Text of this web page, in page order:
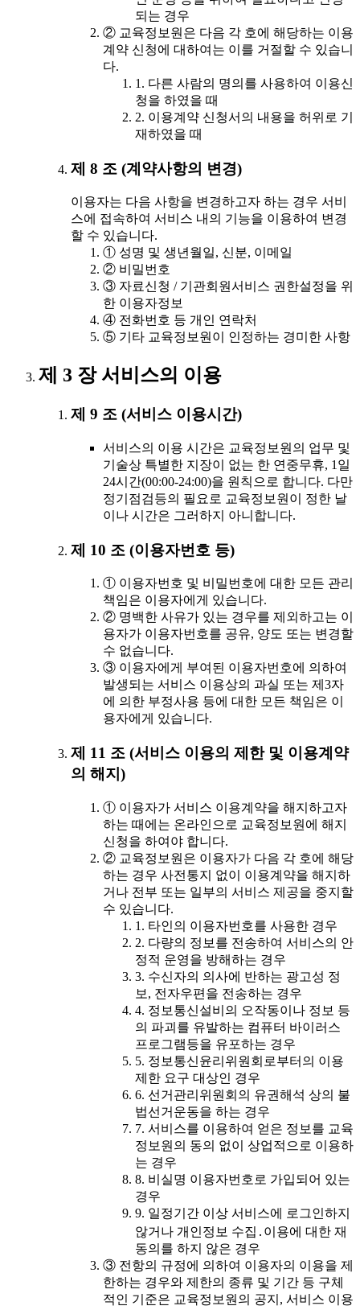
되는 경우
② 교육정보원은 다음 각 호에 해당하는 이용
계약 신청에 대하여는 이를 거절할 수 있습니
다.
1. 다른 사람의 명의를 사용하여 이용신
청을 하였을 때
2. 이용계약 신청서의 내용을 허위로 기
재하였을 때
제 8 조 (계약사항의 변경)
이용자는 다음 사항을 변경하고자 하는 경우 서비
스에 접속하여 서비스 내의 기능을 이용하여 변경
할 수 있습니다.
① 성명 및 생년월일, 신분, 이메일
② 비밀번호
③ 자료신청 / 기관회원서비스 권한설정을 위
한 이용자정보
④ 전화번호 등 개인 연락처
⑤ 기타 교육정보원이 인정하는 경미한 사항
제 3 장 서비스의 이용
제 9 조 (서비스 이용시간)
서비스의 이용 시간은 교육정보원의 업무 및
기술상 특별한 지장이 없는 한 연중무휴, 1일
24시간(00:00-24:00)을 원칙으로 합니다. 다만
정기점검등의 필요로 교육정보원이 정한 날
이나 시간은 그러하지 아니합니다.
제 10 조 (이용자번호 등)
① 이용자번호 및 비밀번호에 대한 모든 관리
책임은 이용자에게 있습니다.
② 명백한 사유가 있는 경우를 제외하고는 이
용자가 이용자번호를 공유, 양도 또는 변경할
수 없습니다.
③ 이용자에게 부여된 이용자번호에 의하여
발생되는 서비스 이용상의 과실 또는 제3자
에 의한 부정사용 등에 대한 모든 책임은 이
용자에게 있습니다.
제 11 조 (서비스 이용의 제한 및 이용계약
의 해지)
① 이용자가 서비스 이용계약을 해지하고자
하는 때에는 온라인으로 교육정보원에 해지
신청을 하여야 합니다.
② 교육정보원은 이용자가 다음 각 호에 해당
하는 경우 사전통지 없이 이용계약을 해지하
거나 전부 또는 일부의 서비스 제공을 중지할
수 있습니다.
1. 타인의 이용자번호를 사용한 경우
2. 다량의 정보를 전송하여 서비스의 안
정적 운영을 방해하는 경우
3. 수신자의 의사에 반하는 광고성 정
보, 전자우편을 전송하는 경우
4. 정보통신설비의 오작동이나 정보 등
의 파괴를 유발하는 컴퓨터 바이러스
프로그램등을 유포하는 경우
5. 정보통신윤리위원회로부터의 이용
제한 요구 대상인 경우
6. 선거관리위원회의 유권해석 상의 불
법선거운동을 하는 경우
7. 서비스를 이용하여 얻은 정보를 교육
정보원의 동의 없이 상업적으로 이용하
는 경우
8. 비실명 이용자번호로 가입되어 있는
경우
9. 일정기간 이상 서비스에 로그인하지
않거나 개인정보 수집․이용에 대한 재
동의를 하지 않은 경우
③ 전항의 규정에 의하여 이용자의 이용을 제
한하는 경우와 제한의 종류 및 기간 등 구체
적인 기준은 교육정보원의 공지, 서비스 이용